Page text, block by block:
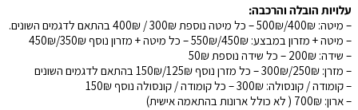
עלויות הובלה והרכבה:
– מיטה: 400₪/500₪ – כל מיטה נוספת 300₪ / 400₪ בהתאם לדגמים השונים.
– מיטה + מזרון במבצע: 450₪/550₪ – כל מיטה + מזרון נוסף 350₪/450₪
– שידה: 200₪ – כל שידה נוספת 50₪
– מזרן: 250₪/300₪ – כל מזרן נוסף 125₪/150₪ בהתאם לדגמים השונים
– קומודה / קונסולה: 300₪ – כל קומודה / קונסולה נוסף 150₪
– ארון: 700₪ ( לא כולל ארונות בהתאמה אישית)